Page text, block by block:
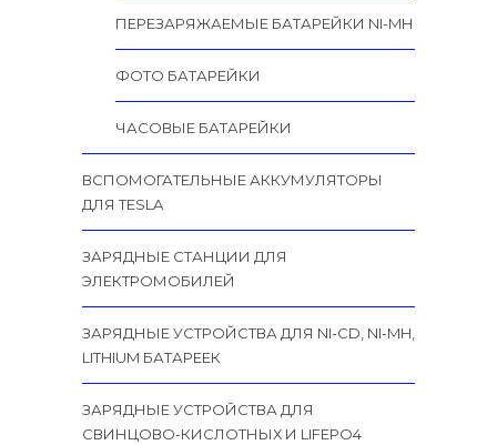
ПЕРЕЗАРЯЖАЕМЫЕ БАТАРЕЙКИ NI-MH
ФОТО БАТАРЕЙКИ
ЧАСОВЫЕ БАТАРЕЙКИ
ВСПОМОГАТЕЛЬНЫЕ АККУМУЛЯТОРЫ
ДЛЯ TESLA
ЗАРЯДНЫЕ СТАНЦИИ ДЛЯ
ЭЛЕКТРОМОБИЛЕЙ
ЗАРЯДНЫЕ УСТРОЙСТВА ДЛЯ NI-CD, NI-MH,
LITHIUM БАТАРЕЕК
ЗАРЯДНЫЕ УСТРОЙСТВА ДЛЯ
СВИНЦОВО-КИСЛОТНЫХ И LIFEPO4